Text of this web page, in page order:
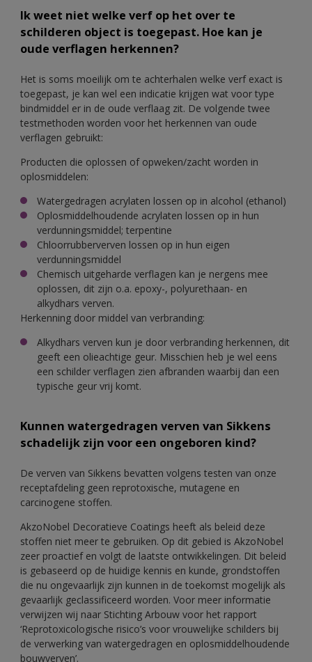
Ik weet niet welke verf op het over te
schilderen object is toegepast. Hoe kan je
oude verflagen herkennen?
Het is soms moeilijk om te achterhalen welke verf exact is
toegepast, je kan wel een indicatie krijgen wat voor type
bindmiddel er in de oude verflaag zit. De volgende twee
testmethoden worden voor het herkennen van oude
verflagen gebruikt:
Producten die oplossen of opweken/zacht worden in
oplosmiddelen:
Watergedragen acrylaten lossen op in alcohol (ethanol)
Oplosmiddelhoudende acrylaten lossen op in hun
verdunningsmiddel; terpentine
Chloorrubberverven lossen op in hun eigen
verdunningsmiddel
Chemisch uitgeharde verflagen kan je nergens mee
oplossen, dit zijn o.a. epoxy-, polyurethaan- en
alkydhars verven.
Herkenning door middel van verbranding:
Alkydhars verven kun je door verbranding herkennen, dit
geeft een olieachtige geur. Misschien heb je wel eens
een schilder verflagen zien afbranden waarbij dan een
typische geur vrij komt.
Kunnen watergedragen verven van Sikkens
schadelijk zijn voor een ongeboren kind?
De verven van Sikkens bevatten volgens testen van onze
receptafdeling geen reprotoxische, mutagene en
carcinogene stoffen.
AkzoNobel Decoratieve Coatings heeft als beleid deze
stoffen niet meer te gebruiken. Op dit gebied is AkzoNobel
zeer proactief en volgt de laatste ontwikkelingen. Dit beleid
is gebaseerd op de huidige kennis en kunde, grondstoffen
die nu ongevaarlijk zijn kunnen in de toekomst mogelijk als
gevaarlijk geclassificeerd worden. Voor meer informatie
verwijzen wij naar Stichting Arbouw voor het rapport
‘Reprotoxicologische risico’s voor vrouwelijke schilders bij
de verwerking van watergedragen en oplosmiddelhoudende
bouwverven’.